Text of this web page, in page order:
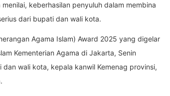
keberhasilan penyuluh dalam membina
dari bupati dan wali kota.
Agama Islam) Award 2025 yang digelar
Kementerian Agama di Jakarta, Senin
wali kota, kepala kanwil Kemenag provinsi,